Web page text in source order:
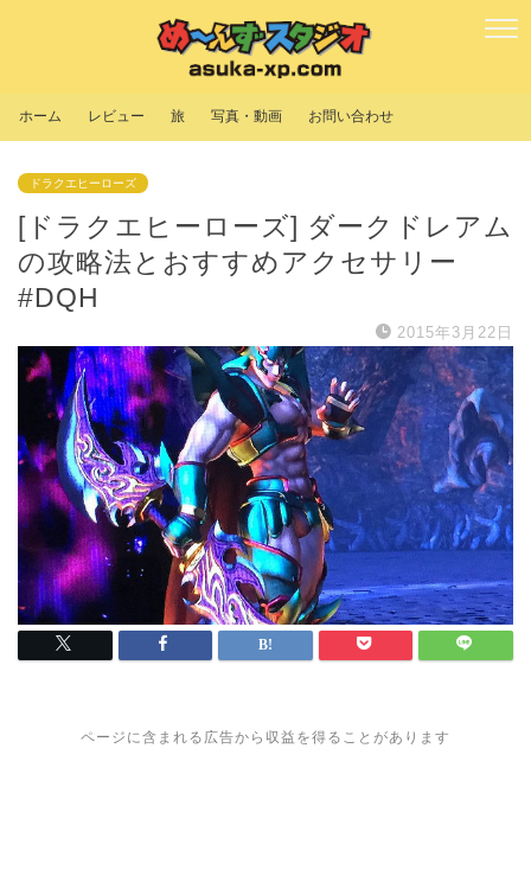
ホーム レビュー 旅 写真・動画 お問い合わせ
ドラクエヒーローズ
[ドラクエヒーローズ] ダークドレアム
の攻略法とおすすめアクセサリー
#DQH
2015年3月22日
ページに含まれる広告から収益を得ることがあります